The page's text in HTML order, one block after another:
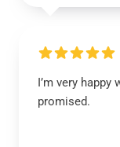
I’m very
promised.